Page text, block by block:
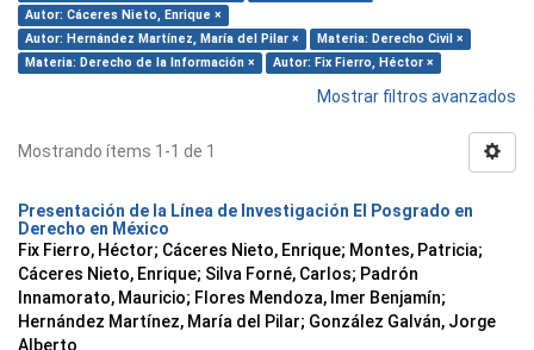
Autor: Cáceres Nieto, Enrique ×
Autor: Hernández Martínez, María del Pilar ×
Materia: Derecho Civil ×
Materia: Derecho de la Información ×
Autor: Fix Fierro, Héctor ×
Mostrar filtros avanzados
Mostrando ítems 1-1 de 1
Presentación de la Línea de Investigación El Posgrado en
Derecho en México
Fix Fierro, Héctor; Cáceres Nieto, Enrique; Montes, Patricia;
Cáceres Nieto, Enrique; Silva Forné, Carlos; Padrón
Innamorato, Mauricio; Flores Mendoza, Imer Benjamín;
Hernández Martínez, María del Pilar; González Galván, Jorge
Alberto